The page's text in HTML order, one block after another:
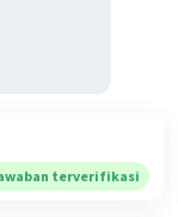
terverifikasi